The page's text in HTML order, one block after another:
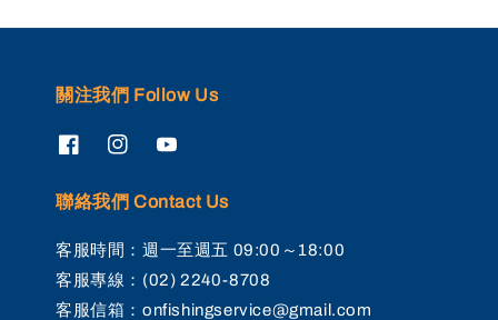
關注我們 Follow Us
聯絡我們 Contact Us
客服時間：週一至週五 09:00～18:00
客服專線：(02) 2240-8708
客服信箱：onfishingservice@gmail.com